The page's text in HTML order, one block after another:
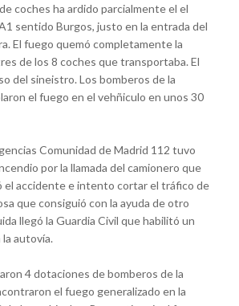
coches ha ardido parcialmente el el
sentido Burgos, justo en la entrada del
El fuego quemó completamente la
de los 8 coches que transportaba. El
del sineistro. Los bomberos de la
el fuego en el vehñiculo en unos 30
Comunidad de Madrid 112 tuvo
por la llamada del camionero que
el accidente e intento cortar el tráfico de
que consiguió con la ayuda de otro
llegó la Guardia Civil que habilitó un
autovía.
4 dotaciones de bomberos de la
el fuego generalizado en la